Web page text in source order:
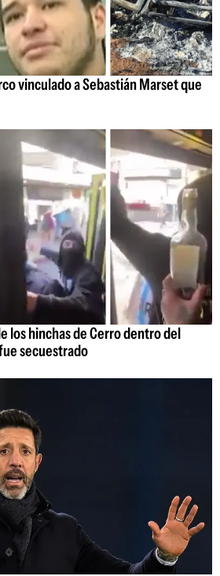
vinculado a Sebastián Marset que
los hinchas de Cerro dentro del
secuestrado